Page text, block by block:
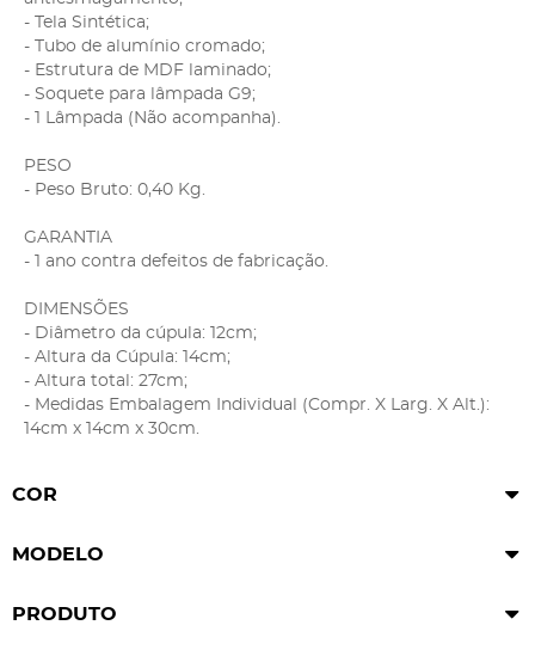
- Tela Sintética;
- Tubo de alumínio cromado;
- Estrutura de MDF laminado;
- Soquete para lâmpada G9;
- 1 Lâmpada (Não acompanha).
PESO
- Peso Bruto: 0,40 Kg.
GARANTIA
- 1 ano contra defeitos de fabricação.
DIMENSÕES
- Diâmetro da cúpula: 12cm;
- Altura da Cúpula: 14cm;
- Altura total: 27cm;
- Medidas Embalagem Individual (Compr. X Larg. X Alt.):
14cm x 14cm x 30cm.
COR
MODELO
PRODUTO